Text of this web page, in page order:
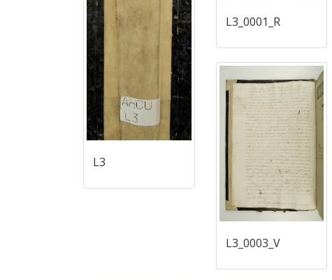
L3
L3_0001_R
L3_0003_V